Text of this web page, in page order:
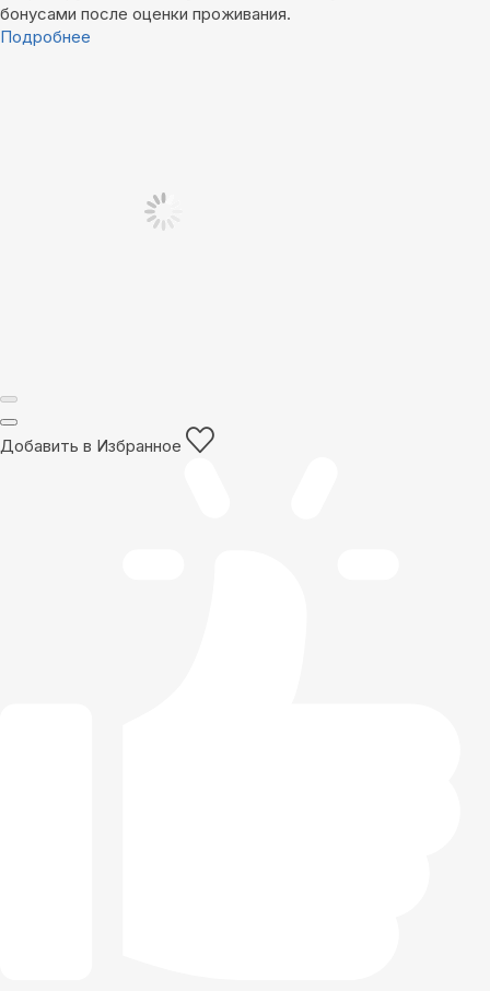
бонусами после оценки проживания.
Подробнее
Добавить в Избранное